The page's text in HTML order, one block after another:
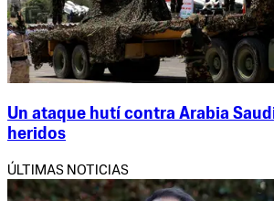
Un ataque hutí contra Arabia
heridos
ÚLTIMAS NOTICIAS